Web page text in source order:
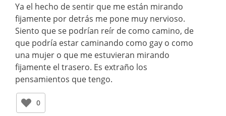
Ya el hecho de sentir que me están mirando
fijamente por detrás me pone muy nervioso.
Siento que se podrían reír de como camino, de
que podría estar caminando como gay o como
una mujer o que me estuvieran mirando
fijamente el trasero. Es extraño los
pensamientos que tengo.
0